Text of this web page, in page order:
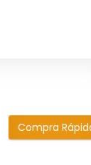
Compra